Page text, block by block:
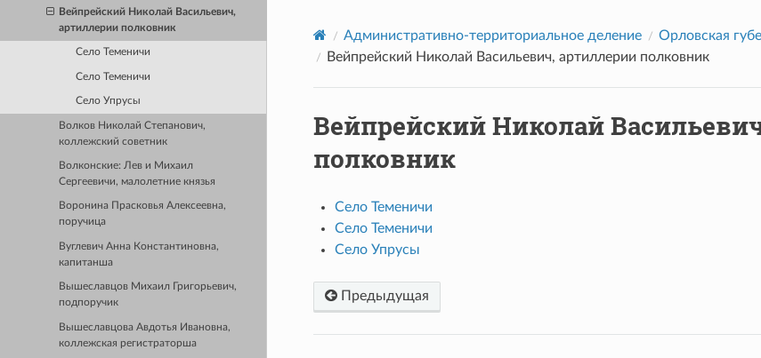
Вейпрейский Николай Васильевич,
артиллерии полковник
Село Теменичи
Село Теменичи
Село Упрусы
Волков Николай Степанович,
коллежский советник
Волконские: Лев и Михаил
Сергеевичи, малолетние князья
Воронина Прасковья Алексеевна,
поручица
Вуглевич Анна Константиновна,
капитанша
Вышеславцов Михаил Григорьевич,
подпоручик
Вышеславцова Авдотья Ивановна,
коллежская регистраторша
Административно-территориальное деление Орловская
Вейпрейский Николай Васильевич, артиллерии полковник
Вейпрейский Николай
полковник
Село Теменичи
Село Теменичи
Село Упрусы
Предыдущая